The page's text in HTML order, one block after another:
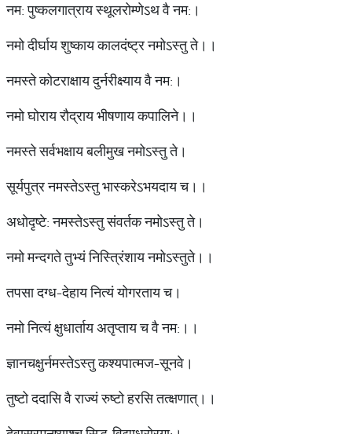
नम: पुष्कलगात्राय स्थूलरोम्णेऽथ वै नम:।
नमो दीर्घाय शुष्काय कालदंष्ट्र नमोऽस्तु ते।।
नमस्ते कोटराक्षाय दुर्नरीक्ष्याय वै नम:।
नमो घोराय रौद्राय भीषणाय कपालिने।।
नमस्ते सर्वभक्षाय बलीमुख नमोऽस्तु ते।
सूर्यपुत्र नमस्तेऽस्तु भास्करेऽभयदाय च।।
अधोदृष्टे: नमस्तेऽस्तु संवर्तक नमोऽस्तु ते।
नमो मन्दगते तुभ्यं निस्त्रिंशाय नमोऽस्तुते।।
तपसा दग्ध-देहाय नित्यं योगरताय च।
नमो नित्यं क्षुधार्ताय अतृप्ताय च वै नम:।।
ज्ञानचक्षुर्नमस्तेऽस्तु कश्यपात्मज-सूनवे।
तुष्टो ददासि वै राज्यं रुष्टो हरसि तत्क्षणात्।।